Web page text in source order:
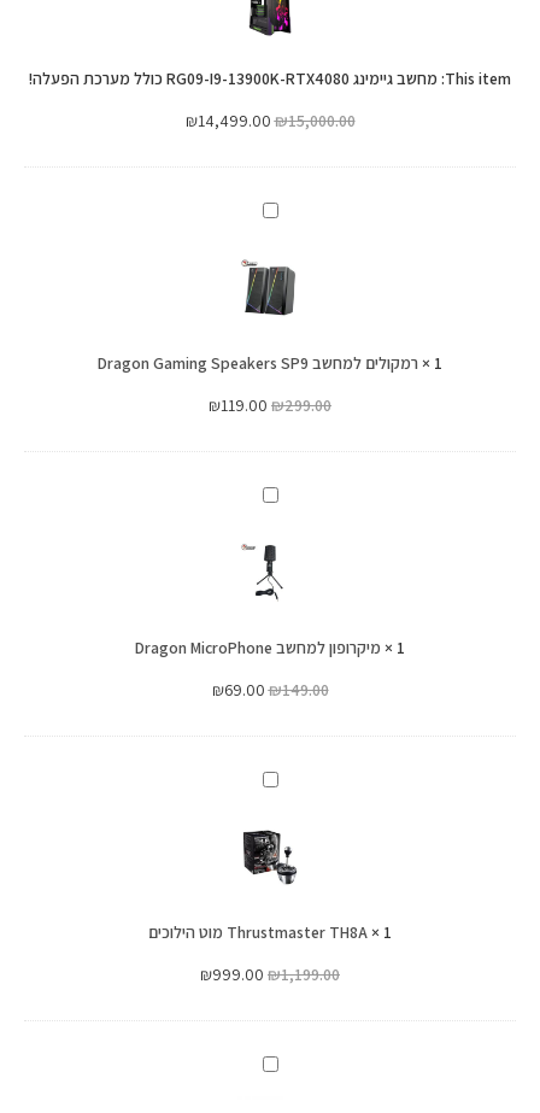
כולל
I9-
RTX4080
הפעלה!
This item: מחשב גיימינג RG09-I9-13900K-RTX4080 כולל מערכת הפעלה!
₪15,000.00
₪14,499.00
רמקולים
Dragon
Gaming
SP9
1
× רמקולים למחשב Dragon Gaming Speakers SP9
₪299.00
₪119.00
מיקרופון
Dragon
MicroPhone
1
× מיקרופון למחשב Dragon MicroPhone
₪149.00
₪69.00
Thrustmaster
מוט
הילוכים
1
× Thrustmaster TH8A מוט הילוכים
₪1,199.00
₪999.00
הגה